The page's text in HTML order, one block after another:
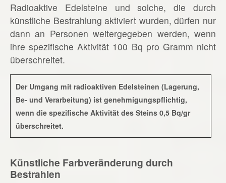
Radioaktive Edelsteine und solche, die durch
künstliche Bestrahlung aktiviert wurden, dürfen nur
dann an Personen weitergegeben werden, wenn
ihre spezifische Aktivität 100 Bq pro Gramm nicht
überschreitet.
Der Umgang mit radioaktiven Edelsteinen (Lagerung,
Be- und Verarbeitung) ist genehmigungspflichtig,
wenn die spezifische Aktivität des Steins 0,5 Bq/gr
überschreitet.
Künstliche Farbveränderung durch
Bestrahlen